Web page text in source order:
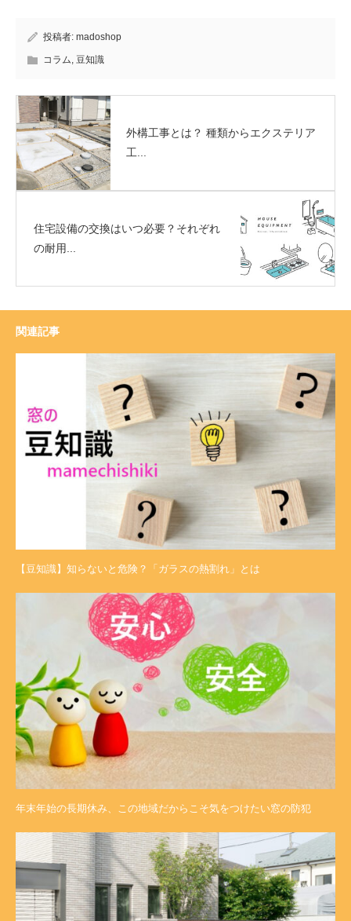
投稿者: madoshop
コラム, 豆知識
外構工事とは？ 種類からエクステリア​
工...
住宅設備の交換はいつ必要？それぞれ
の耐用...
関連記事
【豆知識】知らないと危険？「ガラスの熱割れ」とは
年末年始の長期休み、この地域だからこそ気をつけたい窓の防犯